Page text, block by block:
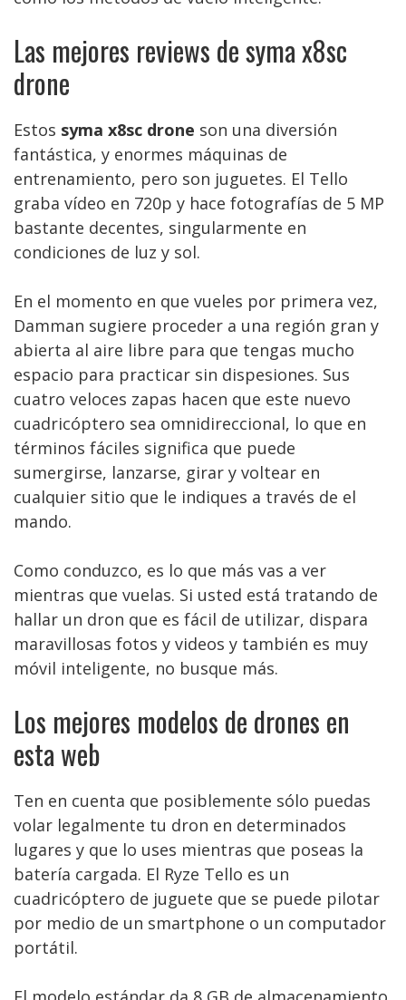
Las mejores reviews de syma x8sc
drone
Estos syma x8sc drone son una diversión
fantástica, y enormes máquinas de
entrenamiento, pero son juguetes. El Tello
graba vídeo en 720p y hace fotografías de 5 MP
bastante decentes, singularmente en
condiciones de luz y sol.
En el momento en que vueles por primera vez,
Damman sugiere proceder a una región gran y
abierta al aire libre para que tengas mucho
espacio para practicar sin dispesiones. Sus
cuatro veloces zapas hacen que este nuevo
cuadricóptero sea omnidireccional, lo que en
términos fáciles significa que puede
sumergirse, lanzarse, girar y voltear en
cualquier sitio que le indiques a través de el
mando.
Como conduzco, es lo que más vas a ver
mientras que vuelas. Si usted está tratando de
hallar un dron que es fácil de utilizar, dispara
maravillosas fotos y videos y también es muy
móvil inteligente, no busque más.
Los mejores modelos de drones en
esta web
Ten en cuenta que posiblemente sólo puedas
volar legalmente tu dron en determinados
lugares y que lo uses mientras que poseas la
batería cargada. El Ryze Tello es un
cuadricóptero de juguete que se puede pilotar
por medio de un smartphone o un computador
portátil.